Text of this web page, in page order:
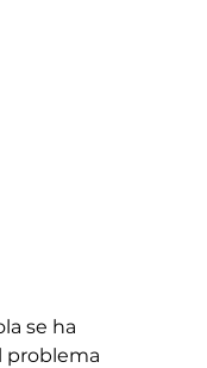
se ha
problema